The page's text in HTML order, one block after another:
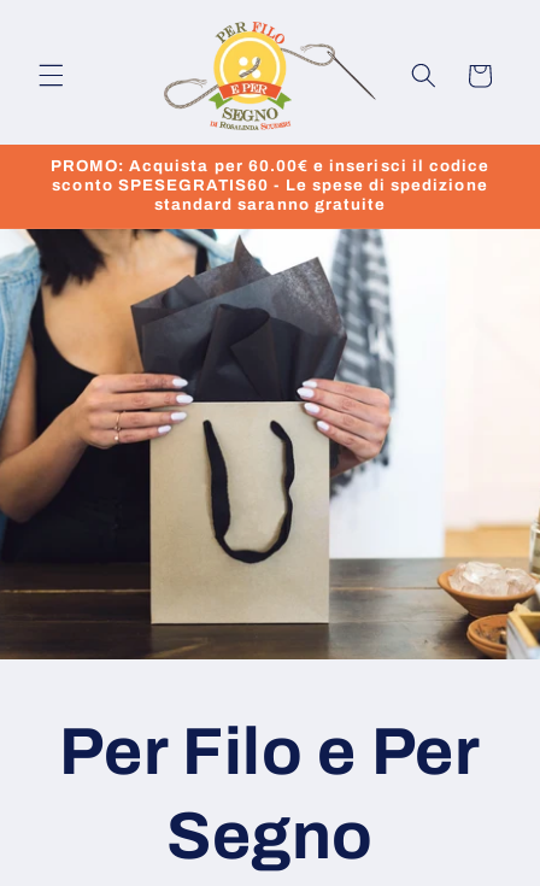
Carrello
PROMO: Acquista per 60.00€ e inserisci il codice
sconto SPESEGRATIS60 - Le spese di spedizione
standard saranno gratuite
Per Filo e Per
Segno